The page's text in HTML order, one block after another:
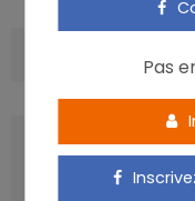
LATEST POSTS
Pas